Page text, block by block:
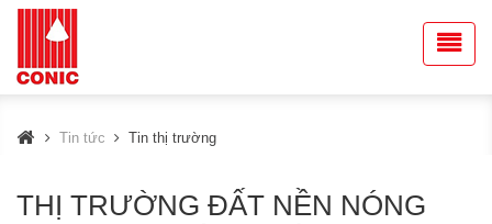
Tin tức Tin thị trường
THỊ TRƯỜNG ĐẤT NỀN NÓNG